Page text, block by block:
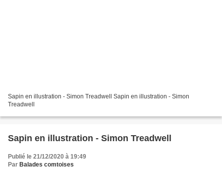
Sapin en illustration - Simon Treadwell Sapin en illustration - Simon
Treadwell
Sapin en illustration - Simon Treadwell
Publié le 21/12/2020 à 19:49
Par Balades comtoises